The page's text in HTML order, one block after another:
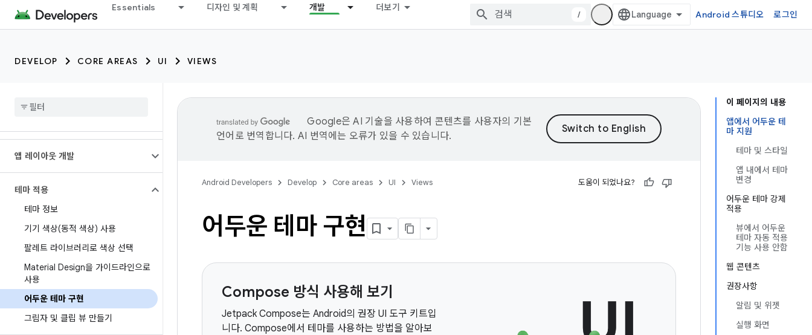
Essentials 디자인 및 계획 개발 더보기
/ Android 스튜디오 로그인
DEVELOP CORE AREAS UI VIEWS
앱 레이아웃 개발
테마 적용
테마 정보
기기 색상(동적 색상) 사용
팔레트 라이브러리로 색상 선택
Material Design을 가이드라인으로
사용
어두운 테마 구현
그림자 및 클립 뷰 만들기
이 페이지의 내용
앱에서 어두운 테
마 지원
테마 및 스타일
앱 내에서 테마
변경
어두운 테마 강제
적용
뷰에서 어두운
테마 자동 적용
기능 사용 안함
웹 콘텐츠
권장사항
알림 및 위젯
실행 화면
Google은 AI 기술을 사용하여 콘텐츠를 사용자의 기본
언어로 번역합니다. AI 번역에는 오류가 있을 수 있습니다.
Android Developers Develop Core areas UI Views 도움이 되었나요?
어두운 테마 구현
Compose 방식 사용해 보기
Jetpack Compose는 Android의 권장 UI 도구 키트입
니다. Compose에서 테마를 사용하는 방법을 알아보